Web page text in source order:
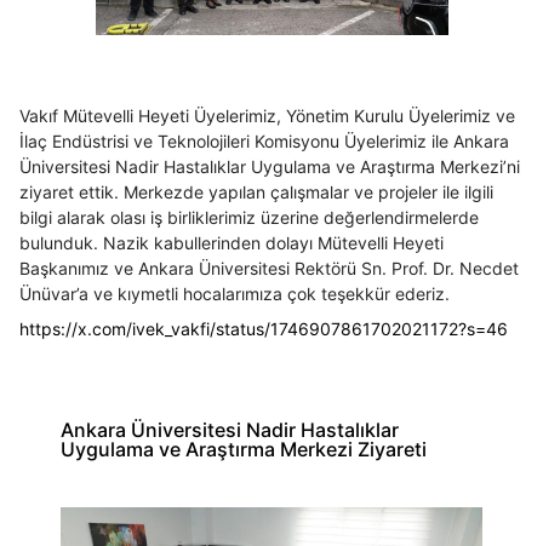
Vakıf Mütevelli Heyeti Üyelerimiz, Yönetim Kurulu Üyelerimiz ve
İlaç Endüstrisi ve Teknolojileri Komisyonu Üyelerimiz ile Ankara
Üniversitesi Nadir Hastalıklar Uygulama ve Araştırma Merkezi’ni
ziyaret ettik. Merkezde yapılan çalışmalar ve projeler ile ilgili
bilgi alarak olası iş birliklerimiz üzerine değerlendirmelerde
bulunduk. Nazik kabullerinden dolayı Mütevelli Heyeti
Başkanımız ve Ankara Üniversitesi Rektörü Sn. Prof. Dr. Necdet
Ünüvar’a ve kıymetli hocalarımıza çok teşekkür ederiz.
https://x.com/ivek_vakfi/status/1746907861702021172?s=46
Ankara Üniversitesi Nadir Hastalıklar
Uygulama ve Araştırma Merkezi Ziyareti